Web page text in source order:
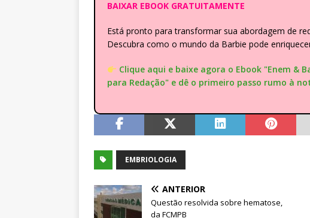
BAIXAR EBOOK GRATUITAMENTE
Está pronto para transformar sua abordagem de
Descubra como o mundo da Barbie pode
Clique aqui e baixe agora o Ebook "Enem &
para Redação" e dê o primeiro passo rumo à
EMBRIOLOGIA
ANTERIOR
Questão resolvida sobre hematose,
da FCMPB